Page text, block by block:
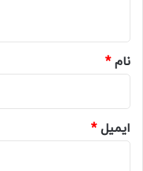
نام*
ایمیل*